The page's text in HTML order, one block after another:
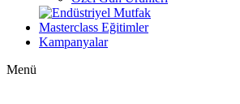
Masterclass Eğitimler
Kampanyalar
Menü